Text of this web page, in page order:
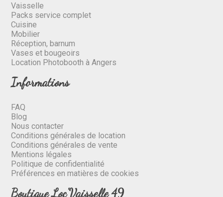
Vaisselle
Packs service complet
Cuisine
Mobilier
Réception, barnum
Vases et bougeoirs
Location Photobooth à Angers
Informations
FAQ
Blog
Nous contacter
Conditions générales de location
Conditions générales de vente
Mentions légales
Politique de confidentialité
Préférences en matières de cookies
Boutique Loc'Vaisselle 49